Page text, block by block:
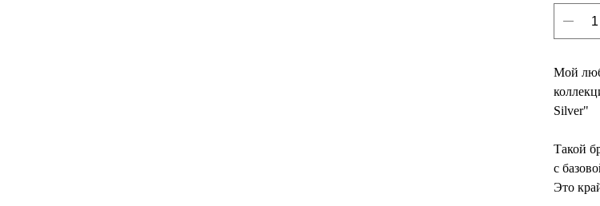
Мой
Silver"
Такой
с
Это